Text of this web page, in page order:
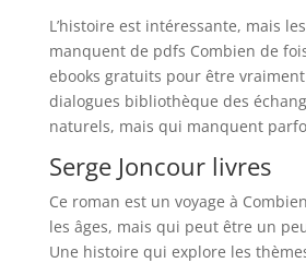
L’histoire est intéressante, mais
manquent de pdfs Combien de
ebooks gratuits pour être
dialogues bibliothèque des
naturels, mais qui manquent
Serge Joncour livres
Ce roman est un voyage à
les âges, mais qui peut être un
Une histoire qui explore les